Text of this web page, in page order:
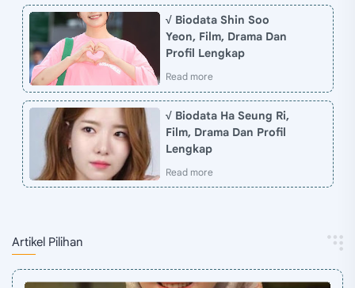
√ Biodata Shin Soo
Yeon, Film, Drama Dan
Profil Lengkap
√ Biodata Ha Seung Ri,
Film, Drama Dan Profil
Lengkap
Artikel Pilihan